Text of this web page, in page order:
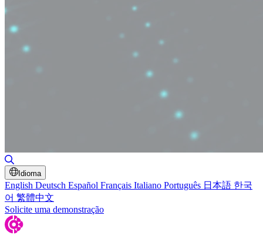
Idioma
English Deutsch Español Français Italiano Português 日本語 한국
어 繁體中文
Solicite uma demonstração